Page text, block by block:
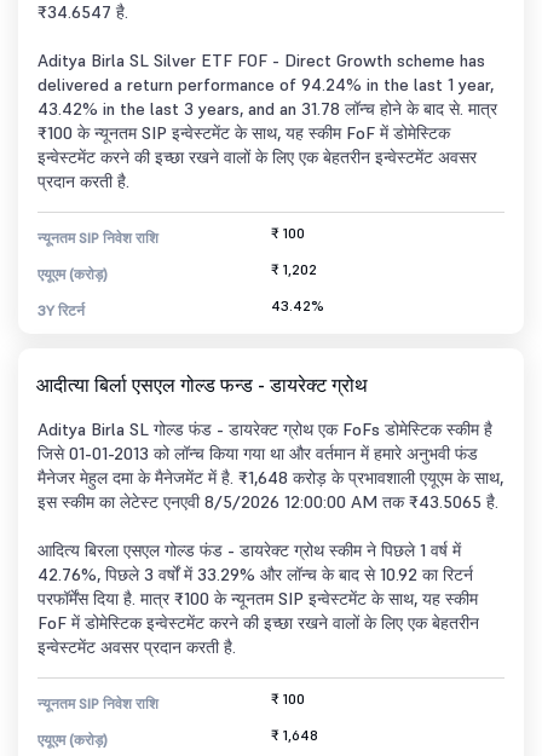
₹34.6547 है.
Aditya Birla SL Silver ETF FOF - Direct Growth scheme has
delivered a return performance of 94.24% in the last 1 year,
43.42% in the last 3 years, and an 31.78 लॉन्च होने के बाद से. मात्र
₹100 के न्यूनतम SIP इन्वेस्टमेंट के साथ, यह स्कीम FoF में डोमेस्टिक
इन्वेस्टमेंट करने की इच्छा रखने वालों के लिए एक बेहतरीन इन्वेस्टमेंट अवसर
प्रदान करती है.
न्यूनतम SIP निवेश राशि ₹ 100
एयूएम (करोड़) ₹ 1,202
3Y रिटर्न 43.42%
आदीत्या बिर्ला एसएल गोल्ड फन्ड - डायरेक्ट ग्रोथ
Aditya Birla SL गोल्ड फंड - डायरेक्ट ग्रोथ एक FoFs डोमेस्टिक स्कीम है
जिसे 01-01-2013 को लॉन्च किया गया था और वर्तमान में हमारे अनुभवी फंड
मैनेजर मेहुल दमा के मैनेजमेंट में है. ₹1,648 करोड़ के प्रभावशाली एयूएम के साथ,
इस स्कीम का लेटेस्ट एनएवी 8/5/2026 12:00:00 AM तक ₹43.5065 है.
आदित्य बिरला एसएल गोल्ड फंड - डायरेक्ट ग्रोथ स्कीम ने पिछले 1 वर्ष में
42.76%, पिछले 3 वर्षों में 33.29% और लॉन्च के बाद से 10.92 का रिटर्न
परफॉर्मेंस दिया है. मात्र ₹100 के न्यूनतम SIP इन्वेस्टमेंट के साथ, यह स्कीम
FoF में डोमेस्टिक इन्वेस्टमेंट करने की इच्छा रखने वालों के लिए एक बेहतरीन
इन्वेस्टमेंट अवसर प्रदान करती है.
न्यूनतम SIP निवेश राशि ₹ 100
एयूएम (करोड़) ₹ 1,648